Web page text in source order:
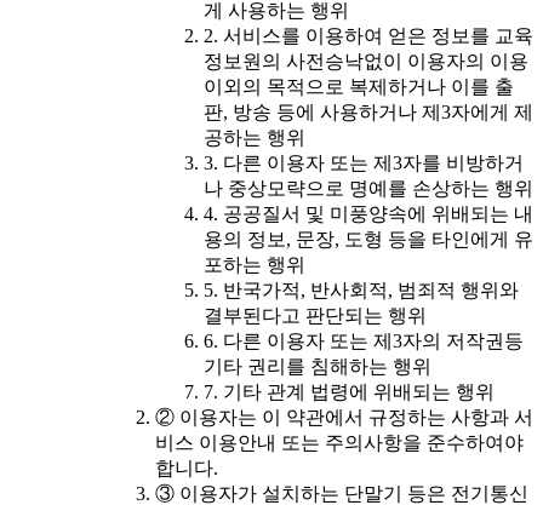
게 사용하는 행위
2. 서비스를 이용하여 얻은 정보를 교육
정보원의 사전승낙없이 이용자의 이용
이외의 목적으로 복제하거나 이를 출
판, 방송 등에 사용하거나 제3자에게 제
공하는 행위
3. 다른 이용자 또는 제3자를 비방하거
나 중상모략으로 명예를 손상하는 행위
4. 공공질서 및 미풍양속에 위배되는 내
용의 정보, 문장, 도형 등을 타인에게 유
포하는 행위
5. 반국가적, 반사회적, 범죄적 행위와
결부된다고 판단되는 행위
6. 다른 이용자 또는 제3자의 저작권등
기타 권리를 침해하는 행위
7. 기타 관계 법령에 위배되는 행위
② 이용자는 이 약관에서 규정하는 사항과 서
비스 이용안내 또는 주의사항을 준수하여야
합니다.
③ 이용자가 설치하는 단말기 등은 전기통신